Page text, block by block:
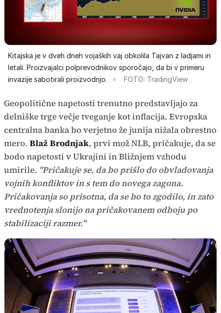
Kitajska je v dveh dneh vojaških vaj obkolila Tajvan z ladjami in
letali. Proizvajalci polprevodnikov sporočajo, da bi v primeru
invazije sabotirali proizvodnjo.
FOTO: TradingView
Geopolitične napetosti trenutno predstavljajo za
delniške trge večje tveganje kot inflacija. Evropska
centralna banka bo verjetno že junija nižala obrestno
mero. Blaž Brodnjak, prvi mož NLB, pričakuje, da se
bodo napetosti v Ukrajini in Bližnjem vzhodu
umirile. "Pričakuje se, da bo prišlo do obvladovanja
vojnih konfliktov in s tem do novega zagona.
Pričakovanja so prisotna, da se bo to zgodilo, in zato
vrednotenja slonijo na pričakovanem odboju po
stabilizaciji razmer."